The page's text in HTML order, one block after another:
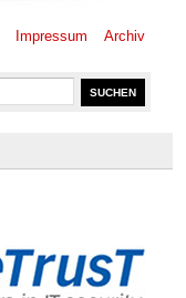
Impressum Archiv